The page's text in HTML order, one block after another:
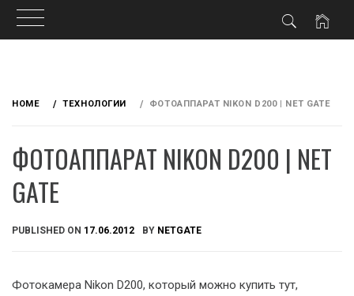
HOME ТЕХНОЛОГИИ ФОТОАППАРАТ NIKON D200 | NET GATE
ФОТОАППАРАТ NIKON D200 | NET
GATE
PUBLISHED ON 17.06.2012 BY NETGATE
Фотокамера Nikon D200, который можно купить тут,